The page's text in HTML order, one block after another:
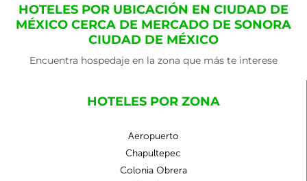
HOTELES POR UBICACIÓN EN CIUDAD DE
MÉXICO CERCA DE MERCADO DE SONORA
CIUDAD DE MÉXICO
Encuentra hospedaje en la zona que más te interese
HOTELES POR ZONA
Aeropuerto
Chapultepec
Colonia Obrera